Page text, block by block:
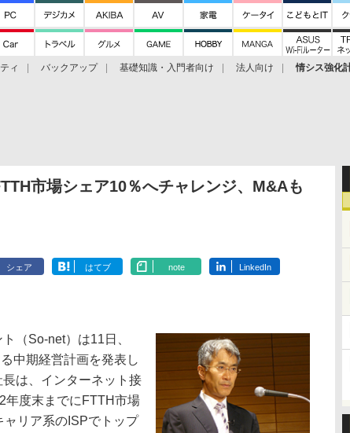
ィ バックアップ 基礎知識・入門者向け 法人向け 情シス強化
市場シェア10％へチャレンジ、M&Aも
シェア はてブ note LinkedIn
（So-net）は11日、
中期経営計画を発表し
は、インターネット接
年度末までにFTTH市場
リア系のISPでトップ